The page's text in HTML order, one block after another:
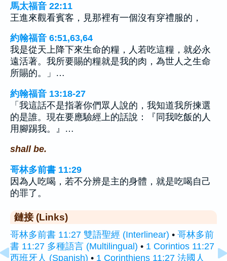
馬太福音 22:11
王進來觀看賓客，見那裡有一個沒有穿禮服的，
約翰福音 6:51,63,64
我是從天上降下來生命的糧，人若吃這糧，就必永
遠活著。我所要賜的糧就是我的肉，為世人之生命
所賜的。」…
約翰福音 13:18-27
「我這話不是指著你們眾人說的，我知道我所揀選
的是誰。現在要應驗經上的話說：『同我吃飯的人
用腳踢我。』…
shall be.
哥林多前書 11:29
因為人吃喝，若不分辨是主的身體，就是吃喝自己
的罪了。
鏈接 (Links)
哥林多前書 11:27 雙語聖經 (Interlinear) • 哥林多前
書 11:27 多種語言 (Multilingual) • 1 Corintios 11:27
西班牙人 (Spanish) • 1 Corinthiens 11:27 法國人